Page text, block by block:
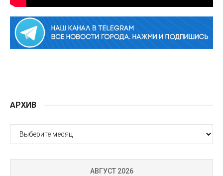
АРХИВ
АРХИВ
АВГУСТ 2026